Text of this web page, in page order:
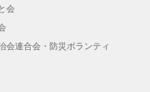
会
連合会・防災ボランティ